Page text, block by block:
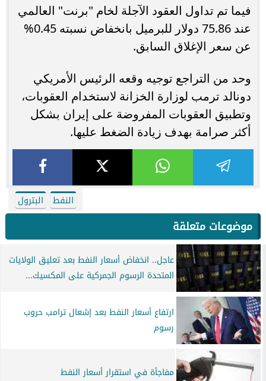
فيما تم تداول العقود الآجلة لخام "برنت" العالمي
عند 75.86 دولار للبرميل بانخفاض نسبته 0.45%
عن سعر الإغلاق السابق.
وحد من التراجع توجيه وقعه الرئيس الأمريكي
دونالد ترمب لوزارة الخزانة لاستخدام العقوبات،
وتطبيق العقوبات المفروضة على إيران بشكل
أكثر صرامة بهدف زيادة الضغط عليها.
النفط البترول
موضوعات متعلقة
عاجل.. انخفاض أسعار النفط بعد تعليق الولايات
المتحدة الرسوم الجمركية على المكسيك...
ارتفاع أسعار النفط بعد إشعال ترامب حروب
رسوم
مفاجأة في استقرار أسعار النفط